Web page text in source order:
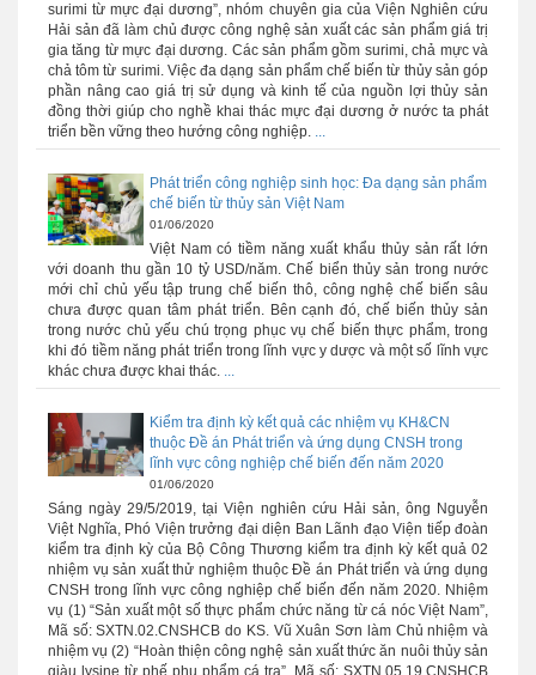
surimi từ mực đại dương”, nhóm chuyên gia của Viện Nghiên cứu
Hải sản đã làm chủ được công nghệ sản xuất các sản phẩm giá trị
gia tăng từ mực đại dương. Các sản phẩm gồm surimi, chả mực và
chả tôm từ surimi. Việc đa dạng sản phẩm chế biến từ thủy sản góp
phần nâng cao giá trị sử dụng và kinh tế của nguồn lợi thủy sản
đồng thời giúp cho nghề khai thác mực đại dương ở nước ta phát
triển bền vững theo hướng công nghiệp. ...
Phát triển công nghiệp sinh học: Đa dạng sản phẩm
chế biến từ thủy sản Việt Nam
01/06/2020
Việt Nam có tiềm năng xuất khẩu thủy sản rất lớn
với doanh thu gần 10 tỷ USD/năm. Chế biển thủy sản trong nước
mới chỉ chủ yếu tập trung chế biến thô, công nghệ chế biến sâu
chưa được quan tâm phát triển. Bên cạnh đó, chế biến thủy sản
trong nước chủ yếu chú trọng phục vụ chế biến thực phẩm, trong
khi đó tiềm năng phát triển trong lĩnh vực y dược và một số lĩnh vực
khác chưa được khai thác. ...
Kiểm tra định kỳ kết quả các nhiệm vụ KH&CN
thuộc Đề án Phát triển và ứng dụng CNSH trong
lĩnh vực công nghiệp chế biến đến năm 2020
01/06/2020
Sáng ngày 29/5/2019, tại Viện nghiên cứu Hải sản, ông Nguyễn
Việt Nghĩa, Phó Viện trưởng đại diện Ban Lãnh đạo Viện tiếp đoàn
kiểm tra định kỳ của Bộ Công Thương kiểm tra định kỳ kết quả 02
nhiệm vụ sản xuất thử nghiệm thuộc Đề án Phát triển và ứng dụng
CNSH trong lĩnh vực công nghiệp chế biến đến năm 2020. Nhiệm
vụ (1) “Sản xuất một số thực phẩm chức năng từ cá nóc Việt Nam”,
Mã số: SXTN.02.CNSHCB do KS. Vũ Xuân Sơn làm Chủ nhiệm và
nhiệm vụ (2) “Hoàn thiện công nghệ sản xuất thức ăn nuôi thủy sản